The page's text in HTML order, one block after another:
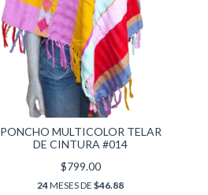
PONCHO MULTICOLOR TELAR
DE CINTURA #014
$799.00
24MESES DE$46.88